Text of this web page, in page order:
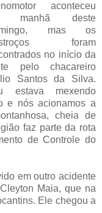
aconteceu
manhã deste
mas os
foram
no início da
pelo chacareiro
Santos da Silva.
estava mexendo
e nós acionamos a
cheia de
faz parte da rota
de Controle do
em outro acidente
Maia, que na
Ele chegou a